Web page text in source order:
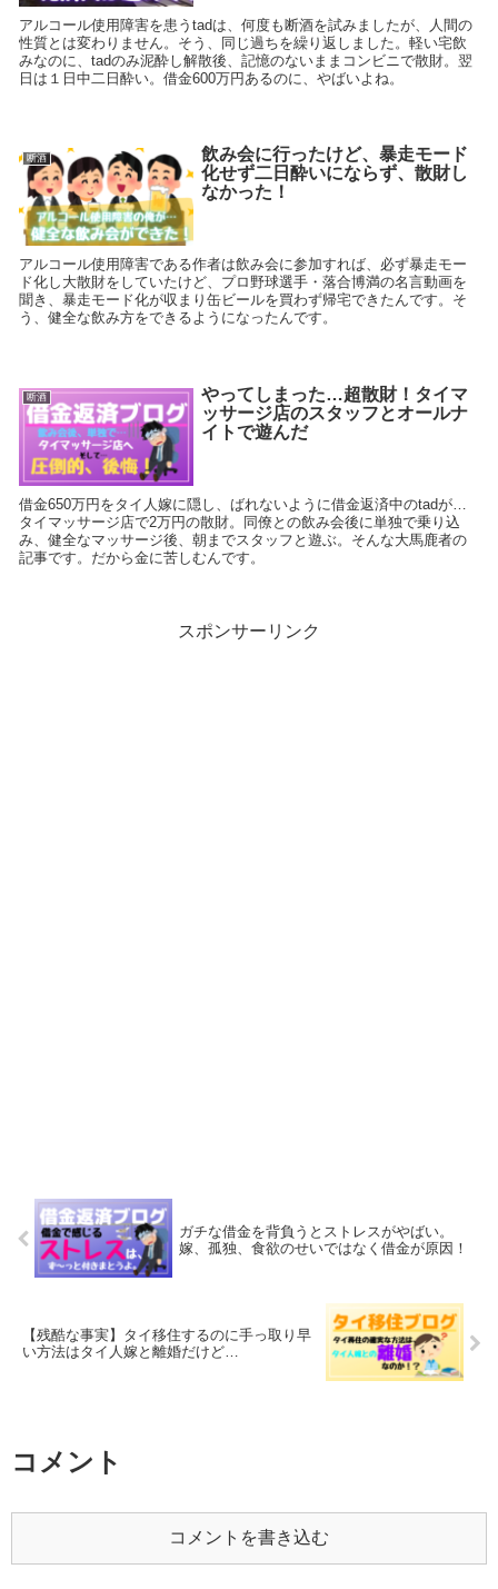
アルコール使用障害を患うtadは、何度も断酒を試みましたが、人間の
性質とは変わりません。そう、同じ過ちを繰り返しました。軽い宅飲
みなのに、tadのみ泥酔し解散後、記憶のないままコンビニで散財。翌
日は１日中二日酔い。借金600万円あるのに、やばいよね。
断酒
飲み会に行ったけど、暴走モード
化せず二日酔いにならず、散財し
なかった！
アルコール使用障害である作者は飲み会に参加すれば、必ず暴走モー
ド化し大散財をしていたけど、プロ野球選手・落合博満の名言動画を
聞き、暴走モード化が収まり缶ビールを買わず帰宅できたんです。そ
う、健全な飲み方をできるようになったんです。
断酒
やってしまった…超散財！タイマ
ッサージ店のスタッフとオールナ
イトで遊んだ
借金650万円をタイ人嫁に隠し、ばれないように借金返済中のtadが…
タイマッサージ店で2万円の散財。同僚との飲み会後に単独で乗り込
み、健全なマッサージ後、朝までスタッフと遊ぶ。そんな大馬鹿者の
記事です。だから金に苦しむんです。
スポンサーリンク
ガチな借金を背負うとストレスがやばい。
嫁、孤独、食欲のせいではなく借金が原因！
【残酷な事実】タイ移住するのに手っ取り早
い方法はタイ人嫁と離婚だけど…
コメント
コメントを書き込む